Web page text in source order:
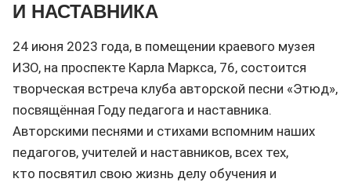
И НАСТАВНИКА
24 июня 2023 года, в помещении краевого музея
ИЗО, на проспекте Карла Маркса, 76, состоится
творческая встреча клуба авторской песни «Этюд»,
посвящённая Году педагога и наставника.
Авторскими песнями и стихами вспомним наших
педагогов, учителей и наставников, всех тех,
кто посвятил свою жизнь делу обучения и